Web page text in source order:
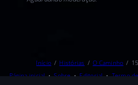
Início Histórias O Caminho
Página inicial
Sobre Editorial Termo